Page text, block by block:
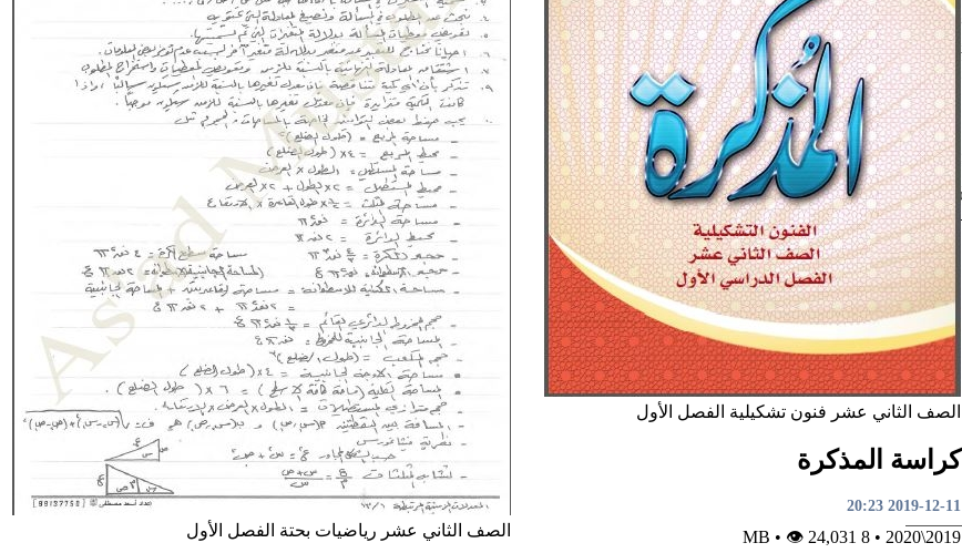
الصف الثاني عشر فنون تشكيلية الفصل الأول
كراسة المذكرة
2019-12-11 20:23
2019\2020
•
8 MB
• 👁 24,031
الصف الثاني عشر رياضيات بحتة الفصل الأول